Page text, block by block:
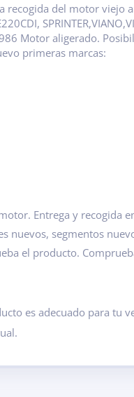
del motor viejo
Motor aligerado.
primeras marcas:
Entrega y recogida
segmentos
el producto.
es adecuado para tu